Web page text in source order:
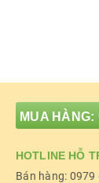
MUA HÀNG:
HOTLINE HỖ
Bán hàng: 0979